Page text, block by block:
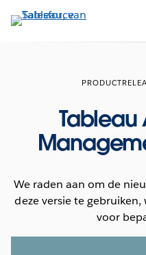
Verder
naar
We raden aan om de
deze versie te
voor